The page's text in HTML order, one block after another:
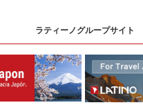
ラティーノグループサイト